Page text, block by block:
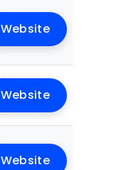
Website
Website
Website